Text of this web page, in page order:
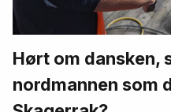
Hørt om dansken,
nordmannen som